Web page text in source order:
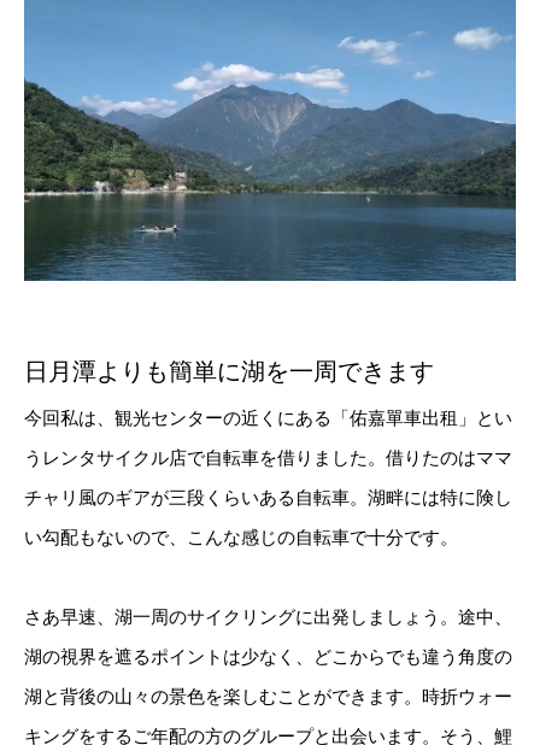
日月潭よりも簡単に湖を一周できます
今回私は、観光センターの近くにある「佑嘉單車出租」とい
うレンタサイクル店で自転車を借りました。借りたのはママ
チャリ風のギアが三段くらいある自転車。湖畔には特に険し
い勾配もないので、こんな感じの自転車で十分です。
さあ早速、湖一周のサイクリングに出発しましょう。途中、
湖の視界を遮るポイントは少なく、どこからでも違う角度の
湖と背後の山々の景色を楽しむことができます。時折ウォー
キングをするご年配の方のグループと出会います。そう、鯉